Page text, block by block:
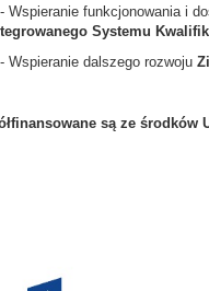
- Wspieranie funkcjonowania i
Systemu
- Wspieranie dalszego rozwoju
są ze